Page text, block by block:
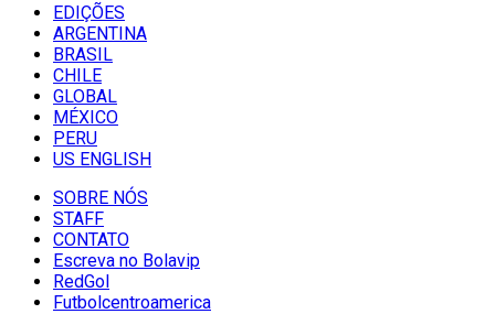
EDIÇÕES
ARGENTINA
BRASIL
CHILE
GLOBAL
MÉXICO
PERU
US ENGLISH
SOBRE NÓS
STAFF
CONTATO
Escreva no Bolavip
RedGol
Futbolcentroamerica